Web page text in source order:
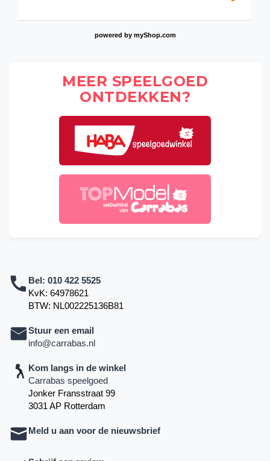
powered by myShop.com
MEER SPEELGOED
ONTDEKKEN?
Bel: 010 422 5525
KvK: 64978621
BTW: NL002225136B81
Stuur een email
info@carrabas.nl
Kom langs in de winkel
Carrabas speelgoed
Jonker Fransstraat 99
3031 AP Rotterdam
Meld u aan voor de nieuwsbrief